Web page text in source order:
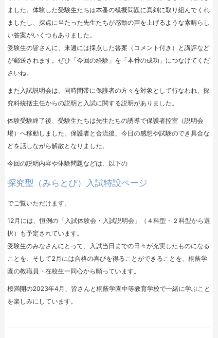
ました。体験した受験生たちは本番の模擬問題に真剣に取り組んでくれ
ましたし、採点に当たった先生たちが感動の声を上げるような素晴らし
い答案がいくつもありました。
受験生の皆さんに、来週には採点した答案（コメント付き）と講評など
が郵送されます。ぜひ「今回の経験」を「本番の成功」につなげてくだ
さいね。
また入試説明会は、同時間帯に保護者の方々を対象として行なわれ、探
究科統括主任からの説明と入試に関する説明がありました。
体験受験終了後、受験生たちは先生たちの誘導で保護者控室（説明会
場）へ移動しました。保護者と合流後、今日の感想や試験のでき具合な
どを話しながら解散となりました。
今回の説明内容や体験問題などは、以下の
探究型（みらとび）入試特設ページ
でご覧いただけます。
12月には、恒例の「入試体験会・入試説明会」（４科型・２科型から選
択）も予定されています。
受験生のみなさんにとって、入試当日までの日々が充実したものになる
ことを、そして2月には合格の喜びを得ることができることを、桐蔭学
園の教職員・在校生一同心から願っています。
桜満開の2023年4月、皆さんと桐蔭学園中等教育学校で一緒に学ぶこと
を楽しみにしています。